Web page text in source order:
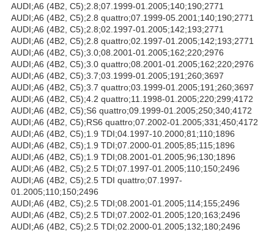
AUDI;A6 (4B2, C5);2.8;07.1999-01.2005;140;190;2771
AUDI;A6 (4B2, C5);2.8 quattro;07.1999-05.2001;140;190;2771
AUDI;A6 (4B2, C5);2.8;02.1997-01.2005;142;193;2771
AUDI;A6 (4B2, C5);2.8 quattro;02.1997-01.2005;142;193;2771
AUDI;A6 (4B2, C5);3.0;08.2001-01.2005;162;220;2976
AUDI;A6 (4B2, C5);3.0 quattro;08.2001-01.2005;162;220;2976
AUDI;A6 (4B2, C5);3.7;03.1999-01.2005;191;260;3697
AUDI;A6 (4B2, C5);3.7 quattro;03.1999-01.2005;191;260;3697
AUDI;A6 (4B2, C5);4.2 quattro;11.1998-01.2005;220;299;4172
AUDI;A6 (4B2, C5);S6 quattro;09.1999-01.2005;250;340;4172
AUDI;A6 (4B2, C5);RS6 quattro;07.2002-01.2005;331;450;4172
AUDI;A6 (4B2, C5);1.9 TDI;04.1997-10.2000;81;110;1896
AUDI;A6 (4B2, C5);1.9 TDI;07.2000-01.2005;85;115;1896
AUDI;A6 (4B2, C5);1.9 TDI;08.2001-01.2005;96;130;1896
AUDI;A6 (4B2, C5);2.5 TDI;07.1997-01.2005;110;150;2496
AUDI;A6 (4B2, C5);2.5 TDI quattro;07.1997-
01.2005;110;150;2496
AUDI;A6 (4B2, C5);2.5 TDI;08.2001-01.2005;114;155;2496
AUDI;A6 (4B2, C5);2.5 TDI;07.2002-01.2005;120;163;2496
AUDI;A6 (4B2, C5);2.5 TDI;02.2000-01.2005;132;180;2496